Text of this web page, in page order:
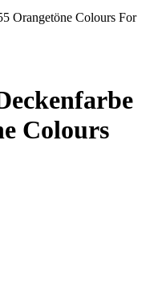
Colours